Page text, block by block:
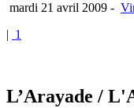
mardi 21 avril 2009 -
| 1
L’Arayade /